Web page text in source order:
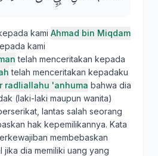
kami Ahmad bin Miqdam
kami
telah menceritakan kepada
telah menceritakan kepadaku
radliallahu 'anhuma bahwa dia
(laki-laki maupun wanita)
lantas salah seorang
hak kepemilikannya. Kata
membebaskan
jika dia memiliki uang yang